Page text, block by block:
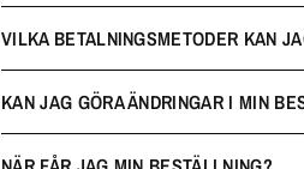
VILKA BETALNINGSMETODER KAN
KAN JAG GÖRA ÄNDRINGAR I MIN